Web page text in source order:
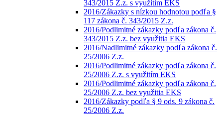
343/2015 Z.z. s využitím EKS
2016/Zákazky s nízkou hodnotou podľa §
117 zákona č. 343/2015 Z.z.
2016/Podlimitné zákazky podľa zákona č.
343/2015 Z.z. bez využitia EKS
2016/Nadlimitné zákazky podľa zákona č.
25/2006 Z.z.
2016/Podlimitné zákazky podľa zákona č.
25/2006 Z.z. s využitím EKS
2016/Podlimitné zákazky podľa zákona č.
25/2006 Z.z. bez využitia EKS
2016/Zákazky podľa § 9 ods. 9 zákona č.
25/2006 Z.z.